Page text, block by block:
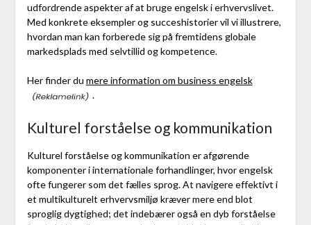
udfordrende aspekter af at bruge engelsk i erhvervslivet.
Med konkrete eksempler og succeshistorier vil vi illustrere,
hvordan man kan forberede sig på fremtidens globale
markedsplads med selvtillid og kompetence.
Her finder du mere information om business engelsk
.
Kulturel forståelse og kommunikation
Kulturel forståelse og kommunikation er afgørende
komponenter i internationale forhandlinger, hvor engelsk
ofte fungerer som det fælles sprog. At navigere effektivt i
et multikulturelt erhvervsmiljø kræver mere end blot
sproglig dygtighed; det indebærer også en dyb forståelse